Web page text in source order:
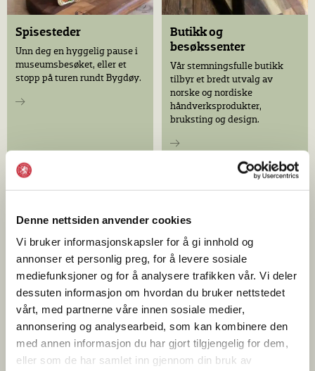
Denne nettsiden anvender cookies
Vi bruker informasjonskapsler for å gi innhold og
annonser et personlig preg, for å levere sosiale
mediefunksjoner og for å analysere trafikken vår. Vi deler
dessuten informasjon om hvordan du bruker nettstedet
vårt, med partnerne våre innen sosiale medier,
annonsering og analysearbeid, som kan kombinere den
med annen informasjon du har gjort tilgjengelig for dem,
eller som de har samlet inn gjennom din bruk av
Spisesteder
Unn deg en hyggelig pause i
museumsbesøket, eller et
stopp på turen rundt Bygdøy.
Butikk og
besøkssenter
Vår stemningsfulle butikk
tilbyr et bredt utvalg av
norske og nordiske
håndverksprodukter,
bruksting og design.
Utstilling